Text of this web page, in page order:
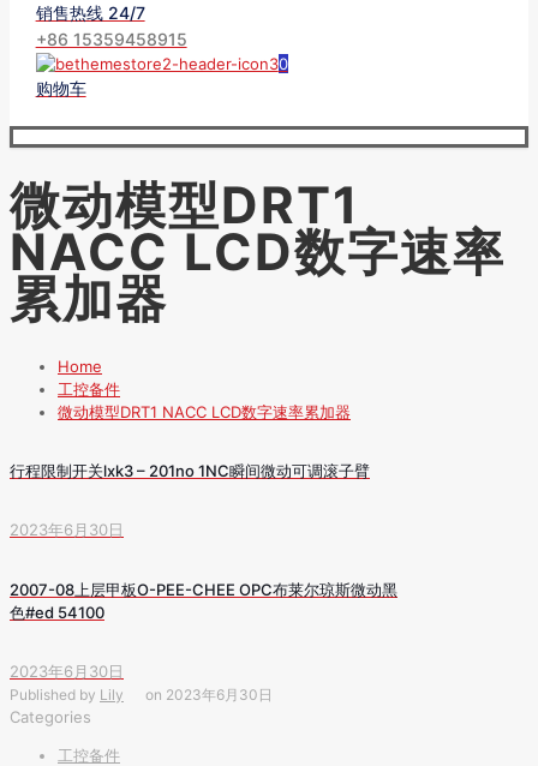
销售热线 24/7
+86 15359458915
0
购物车
微动模型DRT1
NACC LCD数字速率
累加器
Home
工控备件
微动模型DRT1 NACC LCD数字速率累加器
行程限制开关lxk3 – 201no 1NC瞬间微动可调滚子臂
2023年6月30日
2007-08上层甲板O-PEE-CHEE OPC布莱尔琼斯微动黑
色#ed 54100
2023年6月30日
Published by Lily on 2023年6月30日
Categories
工控备件